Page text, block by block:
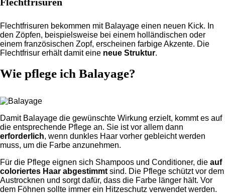
Flechtfrisuren bekommen mit Balayage einen neuen Kick. In
den Zöpfen, beispielsweise bei einem holländischen oder
einem französischen Zopf, erscheinen farbige Akzente. Die
Flechtfrisur erhält damit eine neue Struktur.
Wie pflege ich Balayage?
Damit Balayage die gewünschte Wirkung erzielt, kommt es auf
die entsprechende Pflege an. Sie ist vor allem dann
erforderlich, wenn dunkles Haar vorher gebleicht werden
muss, um die Farbe anzunehmen.
Für die Pflege eignen sich Shampoos und Conditioner, die auf
coloriertes Haar abgestimmt sind. Die Pflege schützt vor dem
Austrocknen und sorgt dafür, dass die Farbe länger hält. Vor
dem Föhnen sollte immer ein Hitzeschutz verwendet werden.